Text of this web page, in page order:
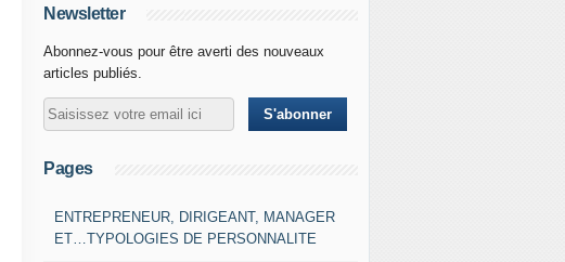
Newsletter
Abonnez-vous pour être averti des nouveaux
articles publiés.
Pages
ENTREPRENEUR, DIRIGEANT, MANAGER
ET…TYPOLOGIES DE PERSONNALITE